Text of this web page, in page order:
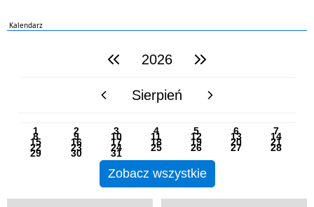
Kalendarz
poprzedni rok2026 następny rok
poprzedni miesiącSierpień następny miesiąc
1 2 3 4 5 6 7
8 9 10 11 12 13 14
15 16 17 18 19 20 21
22 23 24 25 26 27 28
29 30 31
Zobacz wszystkie